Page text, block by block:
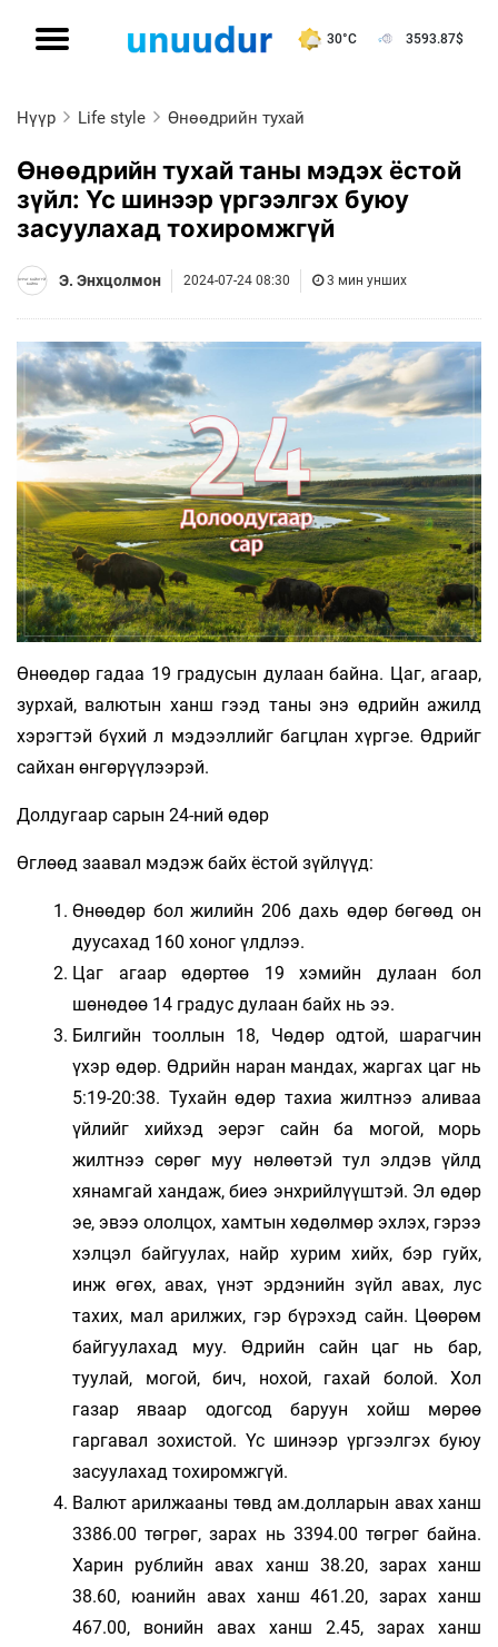
30°C 3593.87$
Нүүр Life style Өнөөдрийн тухай
Өнөөдрийн тухай таны мэдэх ёстой
зүйл: Үс шинээр үргээлгэх буюу
засуулахад тохиромжгүй
Э. Энхцолмон 2024-07-24 08:30 3 мин унших
Өнөөдөр гадаа 19 градусын дулаан байна. Цаг, агаар,
зурхай, валютын ханш гээд таны энэ өдрийн ажилд
хэрэгтэй бүхий л мэдээллийг багцлан хүргэе. Өдрийг
сайхан өнгөрүүлээрэй.
Долдугаар сарын 24-ний өдөр
Өглөөд заавал мэдэж байх ёстой зүйлүүд:
Өнөөдөр бол жилийн 206 дахь өдөр бөгөөд он
дуусахад 160 хоног үлдлээ.
Цаг агаар өдөртөө 19 хэмийн дулаан бол
шөнөдөө 14 градус дулаан байх нь ээ.
Билгийн тооллын 18, Чөдөр одтой, шарагчин
үхэр өдөр. Өдрийн наран мандах, жаргах цаг нь
5:19-20:38. Тухайн өдөр тахиа жилтнээ аливаа
үйлийг хийхэд эерэг сайн ба могой, морь
жилтнээ сөрөг муу нөлөөтэй тул элдэв үйлд
хянамгай хандаж, биеэ энхрийлүүштэй. Эл өдөр
эе, эвээ ололцох, хамтын хөдөлмөр эхлэх, гэрээ
хэлцэл байгуулах, найр хурим хийх, бэр гуйх,
инж өгөх, авах, үнэт эрдэнийн зүйл авах, лус
тахих, мал арилжих, гэр бүрэхэд сайн. Цөөрөм
байгуулахад муу. Өдрийн сайн цаг нь бар,
туулай, могой, бич, нохой, гахай болой. Хол
газар яваар одогсод баруун хойш мөрөө
гаргавал зохистой. Үс шинээр үргээлгэх буюу
засуулахад тохиромжгүй.
Валют арилжааны төвд ам.долларын авах ханш
3386.00 төгрөг, зарах нь 3394.00 төгрөг байна.
Харин рублийн авах ханш 38.20, зарах ханш
38.60, юанийн авах ханш 461.20, зарах ханш
467.00, вонийн авах ханш 2.45, зарах ханш